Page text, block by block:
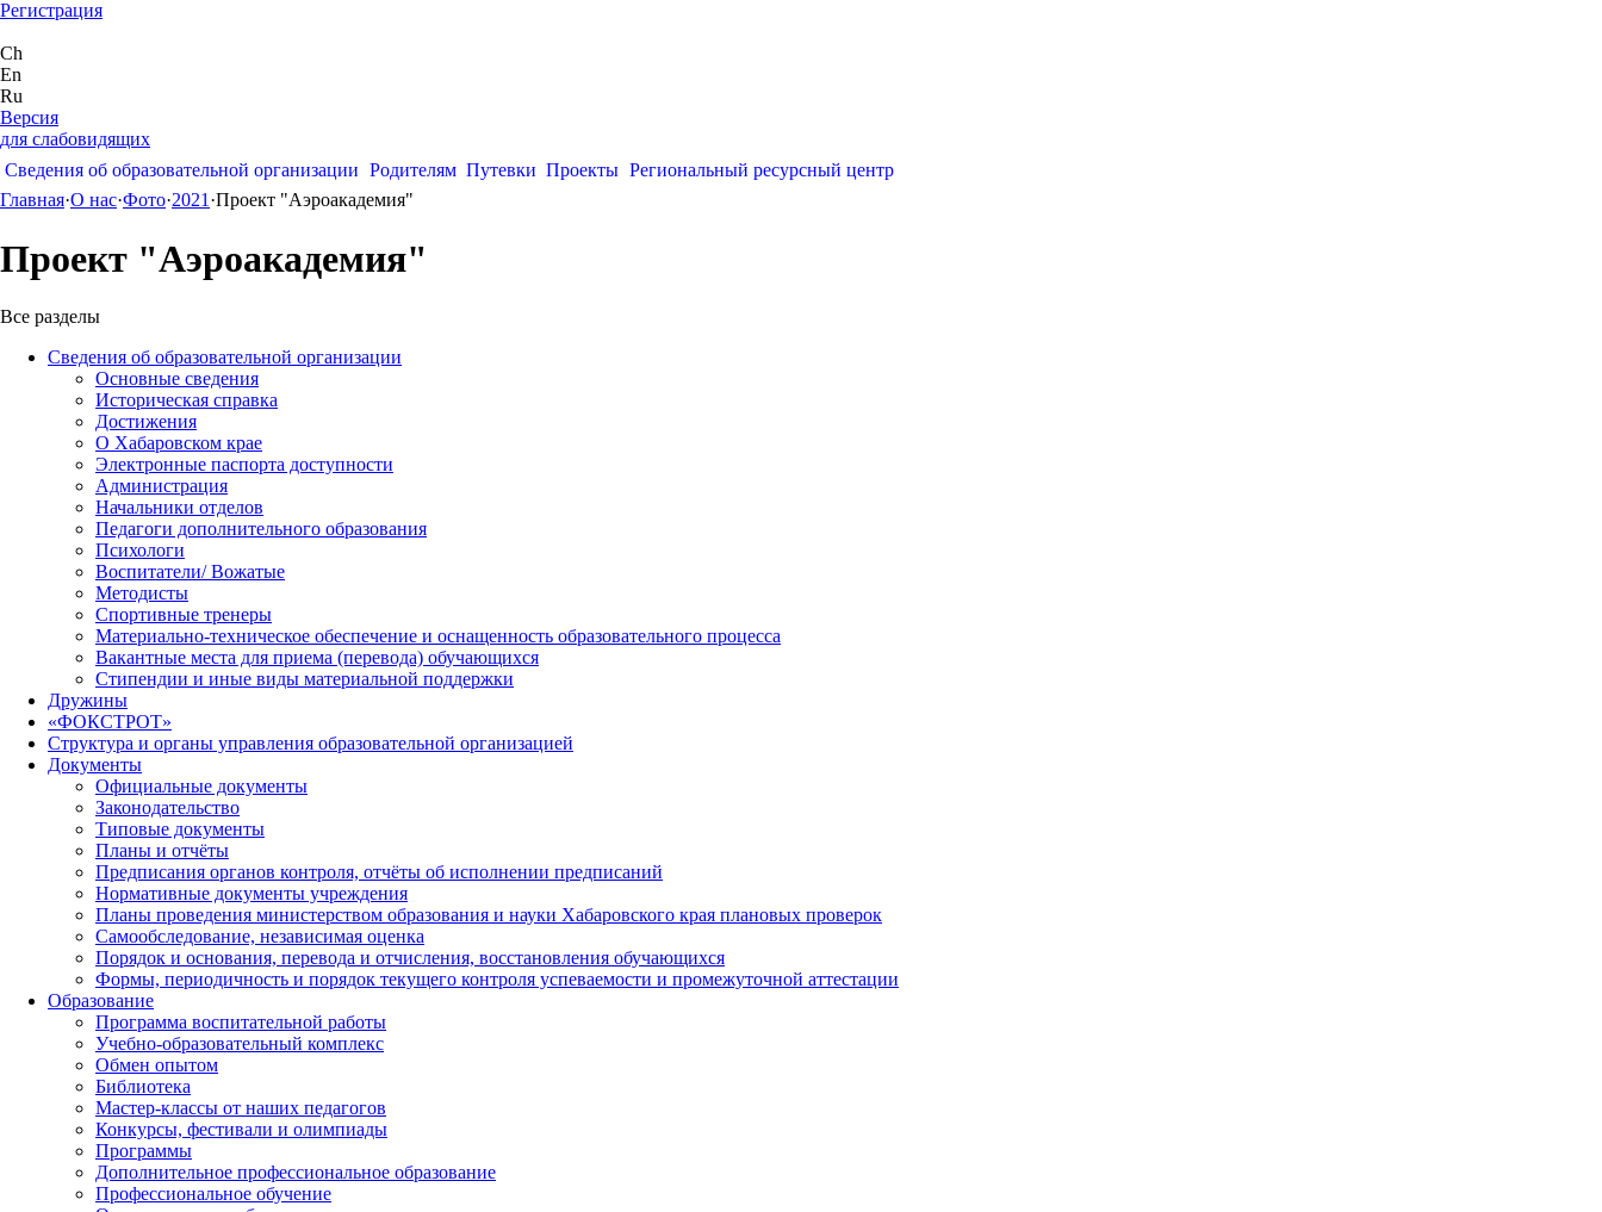
Регистрация
Ch
En
Ru
Версия
для слабовидящих
Сведения об образовательной организации Родителям Путевки Проекты Региональный ресурсный центр
Главная·О нас·Фото·2021 ·Проект "Аэроакадемия"
Проект "Аэроакадемия"
Все разделы
Сведения об образовательной организации
Основные сведения
Историческая справка
Достижения
О Хабаровском крае
Электронные паспорта доступности
Администрация
Начальники отделов
Педагоги дополнительного образования
Психологи
Воспитатели/ Вожатые
Методисты
Спортивные тренеры
Материально-техническое обеспечение и оснащенность образовательного процесса
Вакантные места для приема (перевода) обучающихся
Стипендии и иные виды материальной поддержки
Дружины
«ФОКСТРОТ»
Структура и органы управления образовательной организацией
Документы
Официальные документы
Законодательство
Типовые документы
Планы и отчёты
Предписания органов контроля, отчёты об исполнении предписаний
Нормативные документы учреждения
Планы проведения министерством образования и науки Хабаровского края плановых проверок
Самообследование, независимая оценка
Порядок и основания, перевода и отчисления, восстановления обучающихся
Формы, периодичность и порядок текущего контроля успеваемости и промежуточной аттестации
Образование
Программа воспитательной работы
Учебно-образовательный комплекс
Обмен опытом
Библиотека
Мастер-классы от наших педагогов
Конкурсы, фестивали и олимпиады
Программы
Дополнительное профессиональное образование
Профессиональное обучение